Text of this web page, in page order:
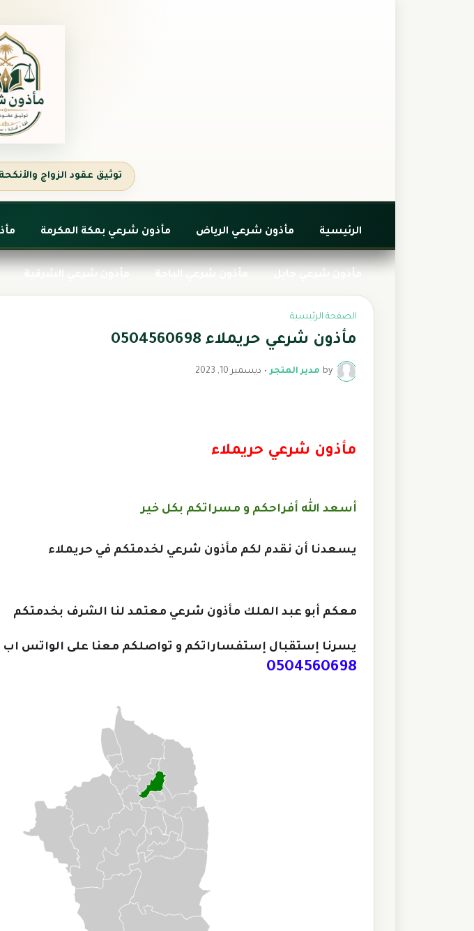
الرئيسية مأذون شرعي الرياض مأذون شرعي بمكة المكرمة
مأذون شرعي حايل مأذون شرعي الباحة مأذون شرعي الشرقية
الصفحة الرئيسية
مأذون شرعي حريملاء 0504560698
by مدير المتجر • ديسمبر 10, 2023
مأذون شرعي حريملاء
أسعد الله أفراحكم و مسراتكم بكل خير
يسعدنا أن نقدم لكم مأذون شرعي لخدمتكم في حريملاء
معكم أبو عبد الملك مأذون شرعي معتمد لنا الشرف بخدمتكم
يسرنا إستقبال إستفساراتكم و تواصلكم معنا على الواتس اب
0504560698